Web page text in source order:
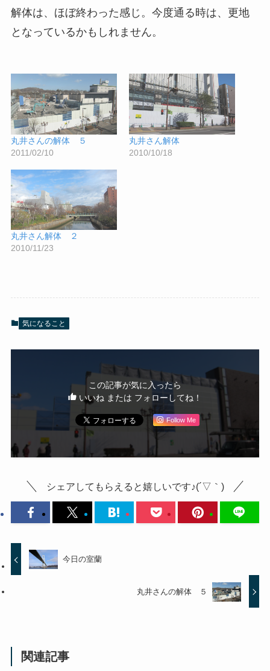
解体は、ほぼ終わった感じ。今度通る時は、更地
となっているかもしれません。
丸井さんの解体 ５
2011/02/10
丸井さん解体
2010/10/18
丸井さん解体 ２
2010/11/23
気になること
この記事が気に入ったら
いいね または フォローしてね！
Follow Me
シェアしてもらえると嬉しいです♪(´▽｀)
今日の室蘭
丸井さんの解体 ５
関連記事